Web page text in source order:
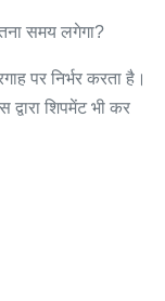
समय लगेगा?
पर निर्भर करता है।
शिपमेंट भी कर